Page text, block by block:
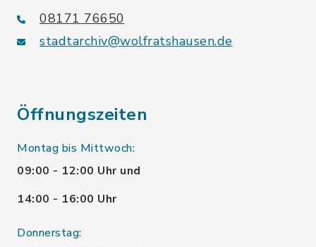
08171 76650
stadtarchiv@wolfratshausen.de
Öffnungszeiten
Montag bis Mittwoch:
09:00 - 12:00 Uhr und
14:00 - 16:00 Uhr
Donnerstag: